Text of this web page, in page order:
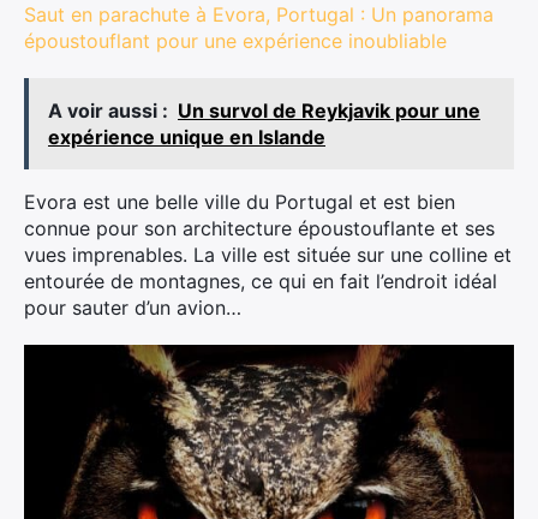
Saut en parachute à Evora, Portugal : Un panorama
époustouflant pour une expérience inoubliable
A voir aussi : Un survol de Reykjavik pour une
expérience unique en Islande
Evora est une belle ville du Portugal et est bien
connue pour son architecture époustouflante et ses
vues imprenables. La ville est située sur une colline et
entourée de montagnes, ce qui en fait l’endroit idéal
pour sauter d’un avion…